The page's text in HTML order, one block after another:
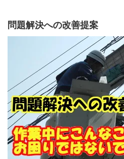
問題解決への改善提案